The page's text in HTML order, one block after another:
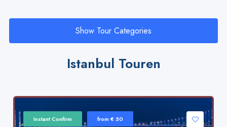
Show Tour Categories
Istanbul Touren
Instant Confirm from € 50